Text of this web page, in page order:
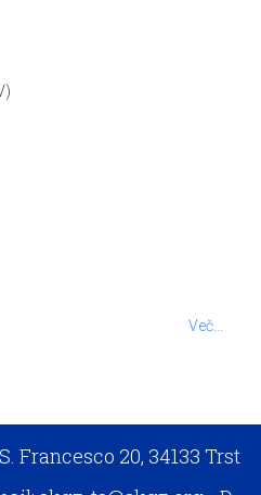
Več...
Francesco 20, 34133 Trst